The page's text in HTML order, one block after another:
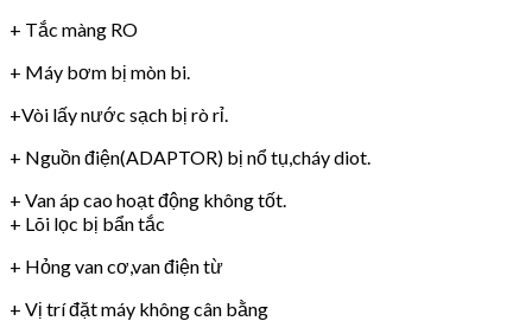
+ Tắc màng RO
+ Máy bơm bị mòn bi.
+Vòi lấy nước sạch bị rò rỉ.
+ Nguồn điện(ADAPTOR) bị nổ tụ,cháy diot.
+ Van áp cao hoạt động không tốt.
+ Lõi lọc bị bẩn tắc
+ Hỏng van cơ,van điện từ
+ Vị trí đặt máy không cân bằng